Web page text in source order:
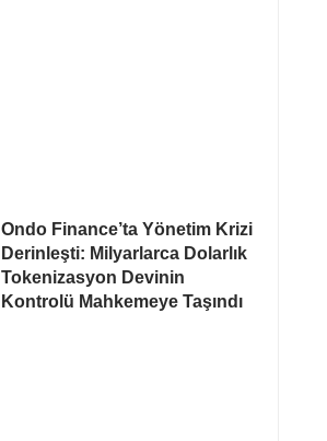
Ondo Finance’ta Yönetim Krizi
Derinleşti: Milyarlarca Dolarlık
Tokenizasyon Devinin
Kontrolü Mahkemeye Taşındı